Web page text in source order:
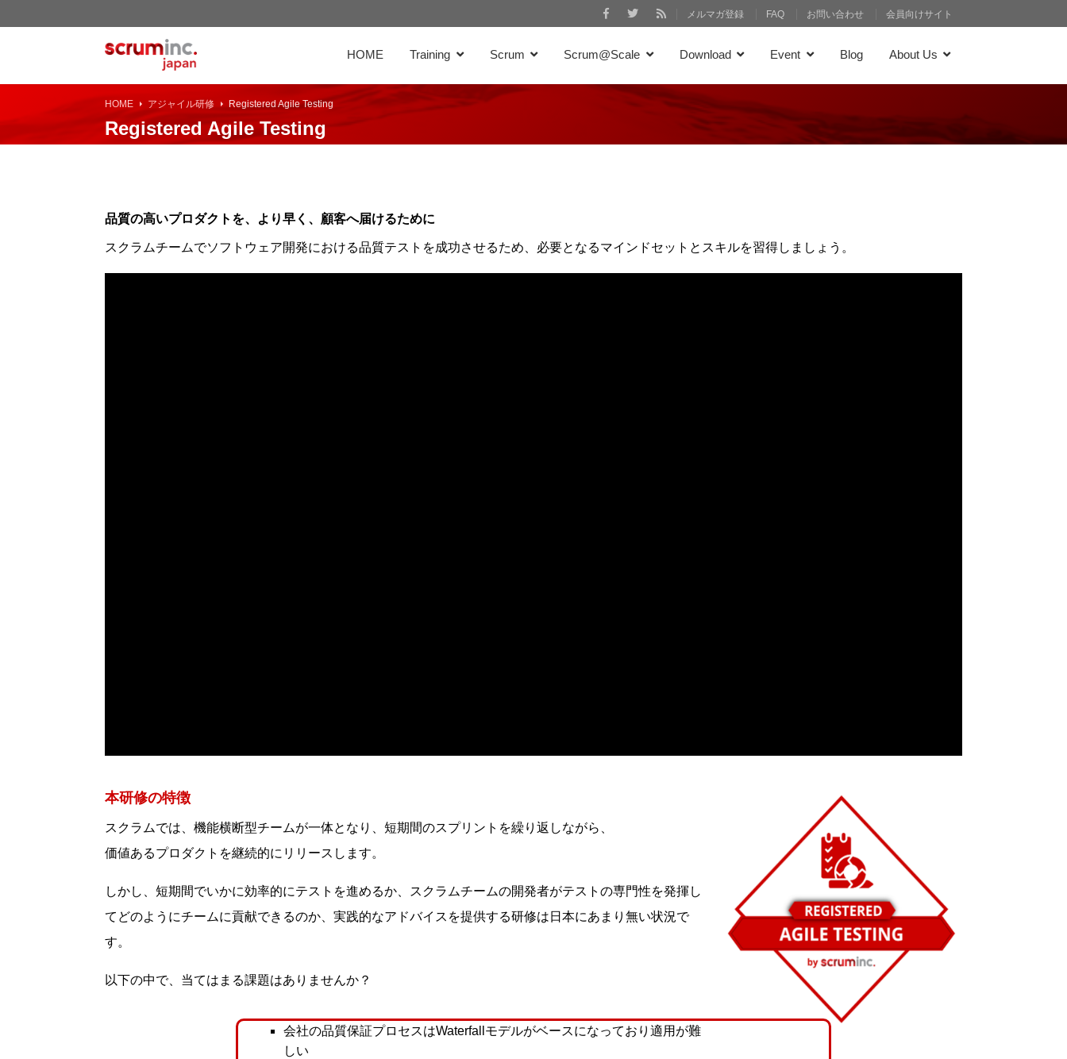
メルマガ登録 FAQ お問い合わせ 会員向けサイト
HOME Training Scrum Scrum@Scale Download Event Blog About Us
HOME アジャイル研修 Registered Agile Testing
Registered Agile Testing
品質の高いプロダクトを、より早く、顧客へ届けるために
スクラムチームでソフトウェア開発における品質テストを成功させるため、必要となるマインドセットとスキルを習得しましょう。
本研修の特徴
スクラムでは、機能横断型チームが一体となり、短期間のスプリントを繰り返しながら、
価値あるプロダクトを継続的にリリースします。
しかし、短期間でいかに効率的にテストを進めるか、スクラムチームの開発者がテストの専門性を発揮し
てどのようにチームに貢献できるのか、実践的なアドバイスを提供する研修は日本にあまり無い状況で
す。
以下の中で、当てはまる課題はありませんか？
会社の品質保証プロセスはWaterfallモデルがベースになっており適用が難
しい